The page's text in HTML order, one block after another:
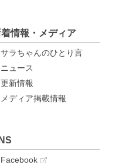
着情報・メディア
サラちゃんのひとり言
ニュース
更新情報
メディア掲載情報
Facebook